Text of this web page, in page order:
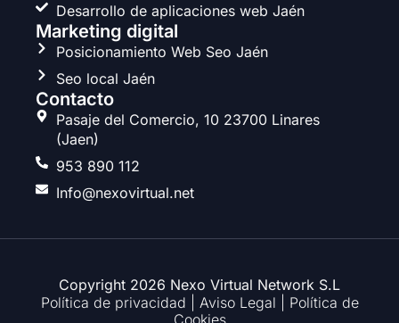
Desarrollo de aplicaciones web Jaén
Marketing digital
Posicionamiento Web Seo Jaén
Seo local Jaén
Contacto
Pasaje del Comercio, 10 23700 Linares
(Jaen)
953 890 112
Info@nexovirtual.net
Copyright 2026 Nexo Virtual Network S.L
Política de privacidad
Aviso Legal
Política de